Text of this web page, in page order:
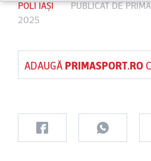
POLI IAȘI PUBLICAT DE
2025
ADAUGĂ PRIMASPORT.RO